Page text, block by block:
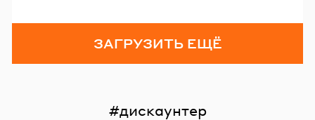
ЗАГРУЗИТЬ ЕЩЁ
дискаунтер